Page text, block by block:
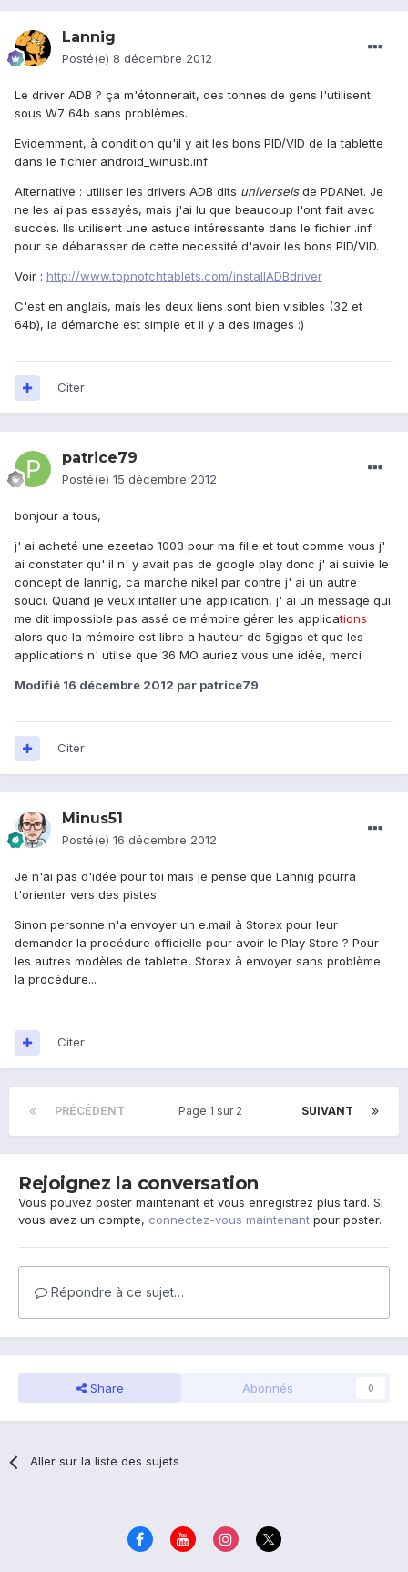
Lannig
Posté(e) 8 décembre 2012
Le driver ADB ? ça m'étonnerait, des tonnes de gens l'utilisent
sous W7 64b sans problèmes.
Evidemment, à condition qu'il y ait les bons PID/VID de la tablette
dans le fichier android_winusb.inf
Alternative : utiliser les drivers ADB dits universelsde PDANet. Je
ne les ai pas essayés, mais j'ai lu que beaucoup l'ont fait avec
succès. Ils utilisent une astuce intéressante dans le fichier .inf
pour se débarasser de cette necessité d'avoir les bons PID/VID.
Voir : http://www.topnotchtablets.com/installADBdriver
C'est en anglais, mais les deux liens sont bien visibles (32 et
64b), la démarche est simple et il y a des images :)
Citer
patrice79
Posté(e) 15 décembre 2012
bonjour a tous,
j' ai acheté une ezeetab 1003 pour ma fille et tout comme vous j'
ai constater qu' il n' y avait pas de google play donc j' ai suivie le
concept de lannig, ca marche nikel par contre j' ai un autre
souci. Quand je veux intaller une application, j' ai un message qui
me dit impossible pas assé de mémoire gérer les applications
alors que la mémoire est libre a hauteur de 5gigas et que les
applications n' utilse que 36 MO auriez vous une idée, merci
Modifié 16 décembre 2012 par patrice79
Citer
Minus51
Posté(e) 16 décembre 2012
Je n'ai pas d'idée pour toi mais je pense que Lannig pourra
t'orienter vers des pistes.
Sinon personne n'a envoyer un e.mail à Storex pour leur
demander la procédure officielle pour avoir le Play Store ? Pour
les autres modèles de tablette, Storex à envoyer sans problème
la procédure...
Citer
PRÉCÉDENT SUIVANT
Page 1 sur 2
Rejoignez la conversation
Vous pouvez poster maintenant et vous enregistrez plus tard. Si
vous avez un compte, connectez-vous maintenant pour poster.
Répondre à ce sujet…
Share Abonnés 0
Aller sur la liste des sujets